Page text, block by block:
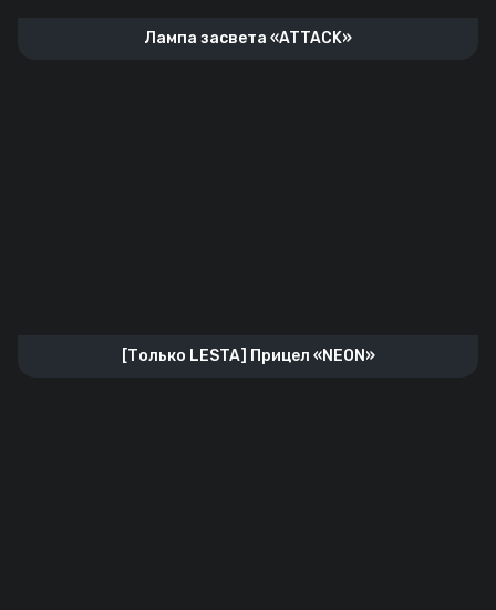
Лампа засвета «ATTACK»
[Только LESTA] Прицел «NEON»